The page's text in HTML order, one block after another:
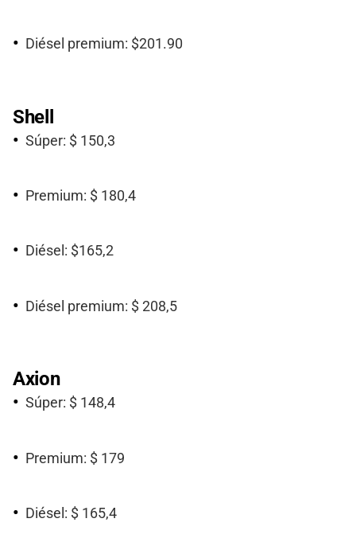
Diésel premium: $201.90
Shell
Súper: $ 150,3
Premium: $ 180,4
Diésel: $165,2
Diésel premium: $ 208,5
Axion
Súper: $ 148,4
Premium: $ 179
Diésel: $ 165,4